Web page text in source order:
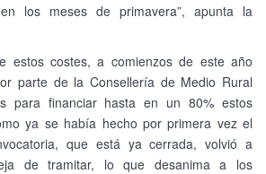
los meses de primavera”, apunta la
estos costes, a comienzos de este año
parte de la Consellería de Medio Rural
para financiar hasta en un 80% estos
ya se había hecho por primera vez el
que está ya cerrada, volvió a
de tramitar, lo que desanima a los